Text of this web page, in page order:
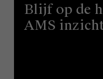
Blijf op de
AMS